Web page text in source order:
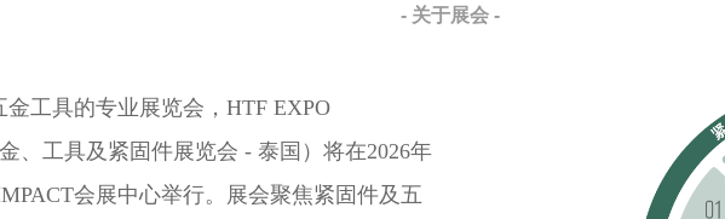
- 关于展会 -
工具的专业展览会，HTF EXPO
、工具及紧固件展览会 - 泰国）将在2026年
会展中心举行。展会聚焦紧固件及五